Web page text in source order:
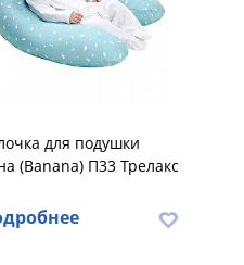
для подушки
(Banana) П33 Трелакс